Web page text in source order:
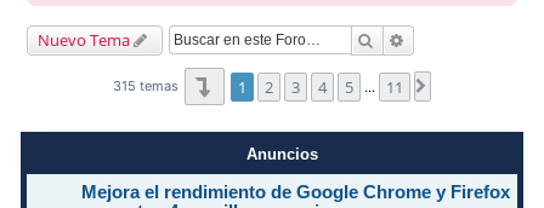
Nuevo Tema Buscar
315 temas Página1de11
1 2 3 4 5 … 11
Anuncios
Mejora el rendimiento de Google Chrome y Firefox